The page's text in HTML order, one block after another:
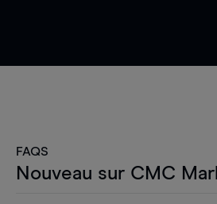
FAQS
Nouveau sur CMC